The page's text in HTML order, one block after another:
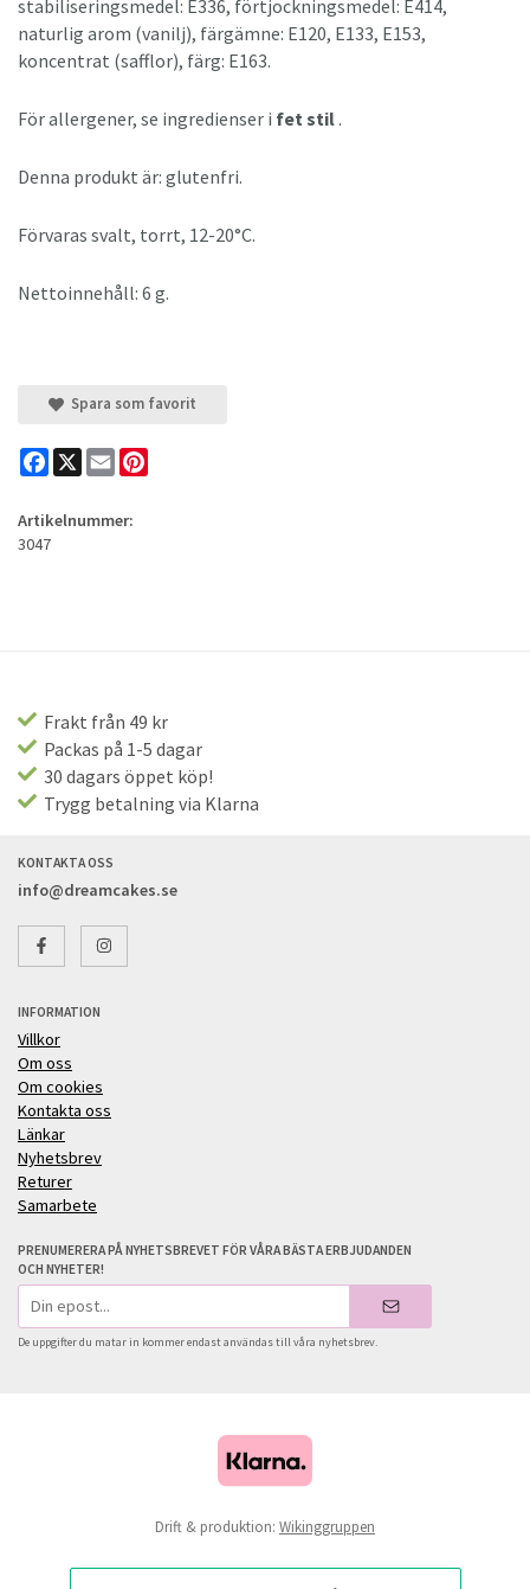
stabiliseringsmedel: E336, förtjockningsmedel: E414,
naturlig arom (vanilj), färgämne: E120, E133, E153,
koncentrat (safflor), färg: E163.
För allergener, se ingredienser i fet stil .
Denna produkt är: glutenfri.
Förvaras svalt, torrt, 12-20°C.
Nettoinnehåll: 6 g.
Spara som favorit
Facebook
X Email
Artikelnummer:
3047
Frakt från 49 kr
Packas på 1-5 dagar
30 dagars öppet köp!
Trygg betalning via Klarna
KONTAKTA OSS
info@dreamcakes.se
INFORMATION
Villkor
Om oss
Om cookies
Kontakta oss
Länkar
Nyhetsbrev
Returer
Samarbete
PRENUMERERA PÅ NYHETSBREVET FÖR VÅRA BÄSTA ERBJUDANDEN
OCH NYHETER!
postadress
De uppgifter du matar in kommer endast användas till våra nyhetsbrev.
Drift & produktion: Wikinggruppen